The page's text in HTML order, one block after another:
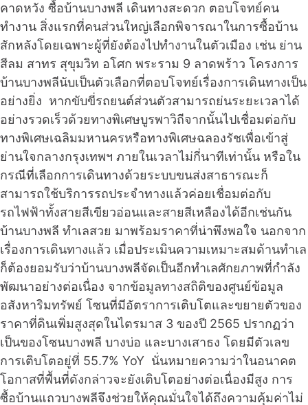
คาดหวัง ซื้อบ้านบางพลี เดินทางสะดวก ตอบโจทย์คน
ทำงาน สิ่งแรกที่คนส่วนใหญ่เลือกพิจารณาในการซื้อบ้าน
สักหลังโดยเฉพาะผู้ที่ยังต้องไปทำงานในตัวเมือง เช่น ย่าน
สีลม สาทร สุขุมวิท อโศก พระราม 9 ลาดพร้าว โครงการ
บ้านบางพลีนับเป็นตัวเลือกที่ตอบโจทย์เรื่องการเดินทางเป็น
อย่างยิ่ง หากขับขี่รถยนต์ส่วนตัวสามารถย่นระยะเวลาได้
อย่างรวดเร็วด้วยทางพิเศษบูรพาวิถีจากนั้นไปเชื่อมต่อกับ
ทางพิเศษเฉลิมมหานครหรือทางพิเศษฉลองรัชเพื่อเข้าสู่
ย่านใจกลางกรุงเทพฯ ภายในเวลาไม่กี่นาทีเท่านั้น หรือใน
กรณีที่เลือกการเดินทางด้วยระบบขนส่งสาธารณะก็
สามารถใช้บริการรถประจำทางแล้วค่อยเชื่อมต่อกับ
รถไฟฟ้าทั้งสายสีเขียวอ่อนและสายสีเหลืองได้อีกเช่นกัน
บ้านบางพลี ทำเลสวย มาพร้อมราคาที่น่าพึงพอใจ นอกจาก
เรื่องการเดินทางแล้ว เมื่อประเมินความเหมาะสมด้านทำเล
ก็ต้องยอมรับว่าบ้านบางพลีจัดเป็นอีกทำเลศักยภาพที่กำลัง
พัฒนาอย่างต่อเนื่อง จากข้อมูลทางสถิติของศูนย์ข้อมูล
อสังหาริมทรัพย์ โซนที่มีอัตราการเติบโตและขยายตัวของ
ราคาที่ดินเพิ่มสูงสุดในไตรมาส 3 ของปี 2565 ปรากฏว่า
เป็นของโซนบางพลี บางบ่อ และบางเสาธง โดยมีตัวเลข
การเติบโตอยู่ที่ 55.7% YoY นั่นหมายความว่าในอนาคต
โอกาสที่พื้นที่ดังกล่าวจะยังเติบโตอย่างต่อเนื่องมีสูง การ
ซื้อบ้านแถวบางพลีจึงช่วยให้คุณมั่นใจได้ถึงความคุ้มค่าไม่